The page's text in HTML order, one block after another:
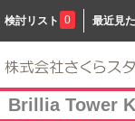
検討リスト 0 最近見
Brillia Tower